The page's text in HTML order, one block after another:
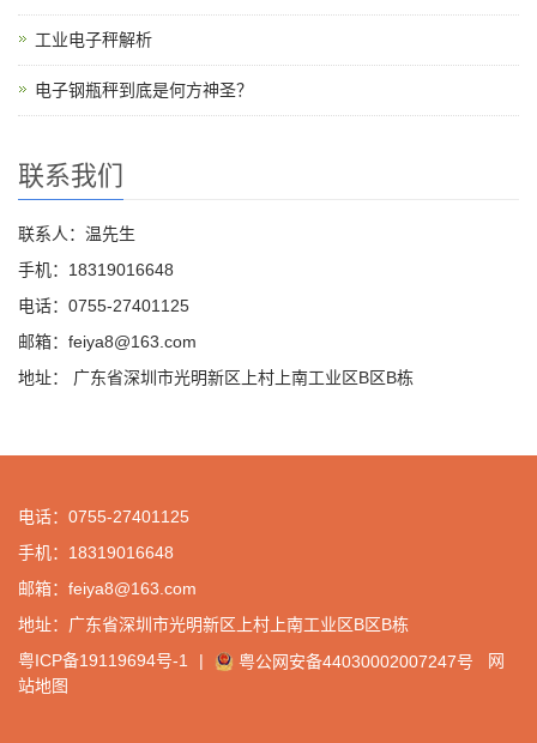
工业电子秤解析
电子钢瓶秤到底是何方神圣？
联系我们
联系人：温先生
手机：18319016648
电话：0755-27401125
邮箱：feiya8@163.com
地址： 广东省深圳市光明新区上村上南工业区B区B栋
电话：0755-27401125
手机：18319016648
邮箱：feiya8@163.com
地址：广东省深圳市光明新区上村上南工业区B区B栋
粤ICP备19119694号-1
| 粤公网安备44030002007247号
网
站地图